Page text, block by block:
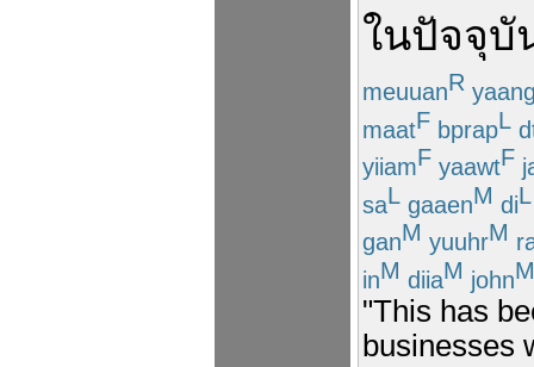
ในปัจจุบั
meuuanR
maatF bprapL
yiiamF yaawtF
saL gaaenM diL
ganM yuuhrM
inM diiaM johnM
"This has
businesses